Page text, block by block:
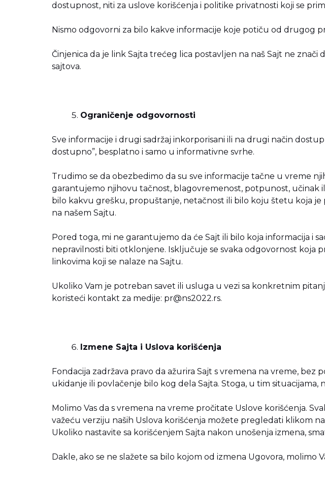
dostupnost, niti za uslove korišćenja i politike privatnosti koji se
Nismo odgovorni za bilo kakve informacije koje potiču od drugog
Činjenica da je link Sajta trećeg lica postavljen na naš Sajt ne
sajtova.
Ograničenje odgovornosti
Sve informacije i drugi sadržaj inkorporisani ili na drugi način
dostupno”, besplatno i samo u informativne svrhe.
Trudimo se da obezbedimo da su sve informacije tačne u vreme
garantujemo njihovu tačnost, blagovremenost, potpunost,
bilo kakvu grešku, propuštanje, netačnost ili bilo koju štetu koja
na našem Sajtu.
Pored toga, mi ne garantujemo da će Sajt ili bilo koja informacija i
nepravilnosti biti otklonjene. Isključuje se svaka odgovornost koja
linkovima koji se nalaze na Sajtu.
Ukoliko Vam je potreban savet ili usluga u vezi sa konkretnim
koristeći kontakt za medije: pr@ns2022.rs.
Izmene Sajta i Uslova korišćenja
Fondacija zadržava pravo da ažurira Sajt s vremena na vreme,
ukidanje ili povlačenje bilo kog dela Sajta. Stoga, u tim
Molimo Vas da s vremena na vreme pročitate Uslove korišćenja.
važeću verziju naših Uslova korišćenja možete pregledati klikom
Ukoliko nastavite sa korišćenjem Sajta nakon unošenja izmena,
Dakle, ako se ne slažete sa bilo kojom od izmena Ugovora, molimo